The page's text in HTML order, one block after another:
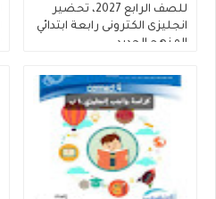
للصف الرابع 2027، تحضير
انجليزى الكترونى رابعة ابتدائي
المنهج الجديد